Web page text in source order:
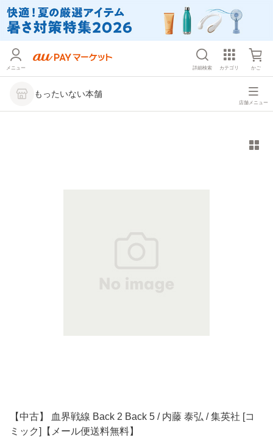
メニュー 詳細検索 カテゴリ かご
もったいない本舗
店舗メニュー
【中古】 血界戦線 Back 2 Back 5 / 内藤 泰弘 / 集英社 [コ
ミック]【メール便送料無料】